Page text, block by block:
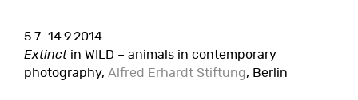
5.7.-14.9.2014
Extinctin WILD – animals in contemporary
photography, Alfred Erhardt Stiftung, Berlin